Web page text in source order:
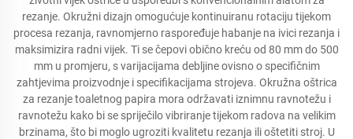
rezanje. Okružni dizajn omogućuje kontinuiranu rotaciju tijekom
procesa rezanja, ravnomjerno raspoređuje habanje na ivici rezanja i
maksimizira radni vijek. Ti se čepovi obično kreću od 80 mm do 500
mm u promjeru, s varijacijama debljine ovisno o specifičnim
zahtjevima proizvodnje i specifikacijama strojeva. Okružna oštrica
za rezanje toaletnog papira mora održavati iznimnu ravnotežu i
ravnotežu kako bi se spriječilo vibriranje tijekom radova na velikim
brzinama, što bi moglo ugroziti kvalitetu rezanja ili oštetiti stroj. U